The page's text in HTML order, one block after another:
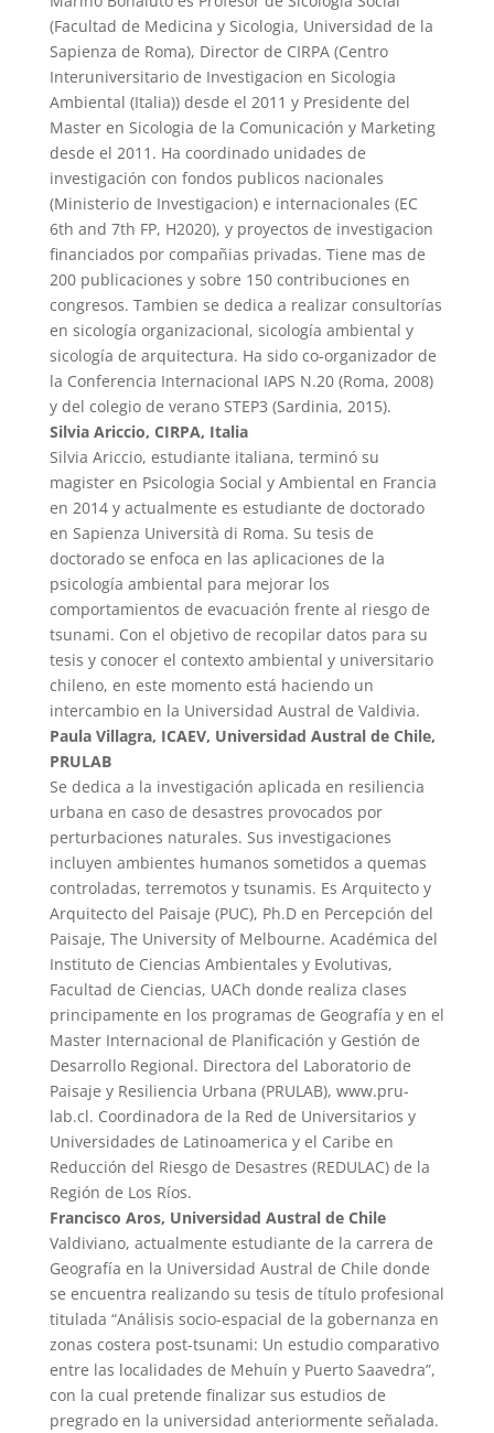
(Facultad de Medicina y Sicologia, Universidad de la
Sapienza de Roma), Director de CIRPA (Centro
Interuniversitario de Investigacion en Sicologia
Ambiental (Italia)) desde el 2011 y Presidente del
Master en Sicologia de la Comunicación y Marketing
desde el 2011. Ha coordinado unidades de
investigación con fondos publicos nacionales
(Ministerio de Investigacion) e internacionales (EC
6th and 7th FP, H2020), y proyectos de investigacion
financiados por compañias privadas. Tiene mas de
200 publicaciones y sobre 150 contribuciones en
congresos. Tambien se dedica a realizar consultorías
en sicología organizacional, sicología ambiental y
sicología de arquitectura. Ha sido co-organizador de
la Conferencia Internacional IAPS N.20 (Roma, 2008)
y del colegio de verano STEP3 (Sardinia, 2015).
Silvia Ariccio, CIRPA, Italia
Silvia Ariccio, estudiante italiana, terminó su
magister en Psicologia Social y Ambiental en Francia
en 2014 y actualmente es estudiante de doctorado
en Sapienza Università di Roma. Su tesis de
doctorado se enfoca en las aplicaciones de la
psicología ambiental para mejorar los
comportamientos de evacuación frente al riesgo de
tsunami. Con el objetivo de recopilar datos para su
tesis y conocer el contexto ambiental y universitario
chileno, en este momento está haciendo un
intercambio en la Universidad Austral de Valdivia.
Paula Villagra, ICAEV, Universidad Austral de Chile,
PRULAB
Se dedica a la investigación aplicada en resiliencia
urbana en caso de desastres provocados por
perturbaciones naturales. Sus investigaciones
incluyen ambientes humanos sometidos a quemas
controladas, terremotos y tsunamis. Es Arquitecto y
Arquitecto del Paisaje (PUC), Ph.D en Percepción del
Paisaje, The University of Melbourne. Académica del
Instituto de Ciencias Ambientales y Evolutivas,
Facultad de Ciencias, UACh donde realiza clases
principamente en los programas de Geografía y en el
Master Internacional de Planificación y Gestión de
Desarrollo Regional. Directora del Laboratorio de
Paisaje y Resiliencia Urbana (PRULAB), www.pru-
lab.cl. Coordinadora de la Red de Universitarios y
Universidades de Latinoamerica y el Caribe en
Reducción del Riesgo de Desastres (REDULAC) de la
Región de Los Ríos.
Francisco Aros, Universidad Austral de Chile
Valdiviano, actualmente estudiante de la carrera de
Geografía en la Universidad Austral de Chile donde
se encuentra realizando su tesis de título profesional
titulada “Análisis socio-espacial de la gobernanza en
zonas costera post-tsunami: Un estudio comparativo
entre las localidades de Mehuín y Puerto Saavedra”,
con la cual pretende finalizar sus estudios de
pregrado en la universidad anteriormente señalada.